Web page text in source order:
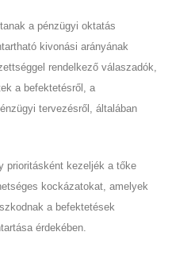
a pénzügyi oktatás
kivonási arányának
rendelkező válaszadók,
a befektetésről, a
tervezésről, általában
prioritásként kezeljék a tőke
kockázatokat, amelyek
a befektetések
érdekében.